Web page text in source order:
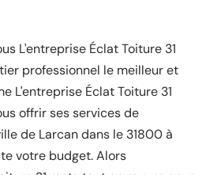
L'entreprise Éclat Toiture 31
professionnel le meilleur et
L'entreprise Éclat Toiture 31
offrir ses services de
de Larcan dans le 31800 à
votre budget. Alors